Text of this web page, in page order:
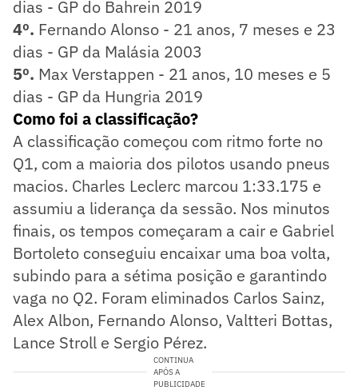
dias - GP do Bahrein 2019
4º. Fernando Alonso - 21 anos, 7 meses e 23
dias - GP da Malásia 2003
5º. Max Verstappen - 21 anos, 10 meses e 5
dias - GP da Hungria 2019
Como foi a classificação?
A classificação começou com ritmo forte no
Q1, com a maioria dos pilotos usando pneus
macios. Charles Leclerc marcou 1:33.175 e
assumiu a liderança da sessão. Nos minutos
finais, os tempos começaram a cair e Gabriel
Bortoleto conseguiu encaixar uma boa volta,
subindo para a sétima posição e garantindo
vaga no Q2. Foram eliminados Carlos Sainz,
Alex Albon, Fernando Alonso, Valtteri Bottas,
Lance Stroll e Sergio Pérez.
CONTINUA
APÓS A
PUBLICIDADE